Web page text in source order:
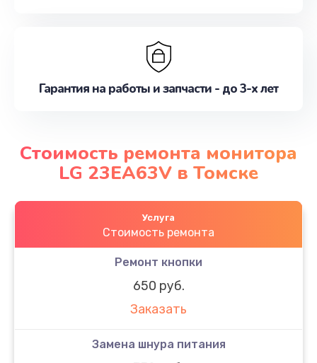
Гарантия на работы и запчасти - до 3-х лет
Стоимость ремонта монитора
LG 23EA63V в Томске
Услуга
Стоимость ремонта
Ремонт кнопки
650 руб.
Заказать
Замена шнура питания